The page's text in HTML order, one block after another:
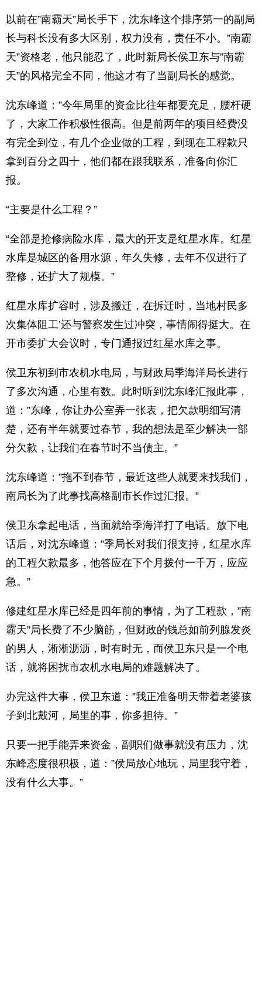
以前在”南霸天”局长手下，沈东峰这个排序第一的副局
长与科长没有多大区别，权力没有，责任不小。”南霸
天”资格老，他只能忍了，此时新局长侯卫东与”南霸
天”的风格完全不同，他这才有了当副局长的感觉。
沈东峰道：”今年局里的资金比往年都要充足，腰杆硬
了，大家工作积极性很高。但是前两年的项目经费没
有完全到位，有几个企业做的工程，到现在工程款只
拿到百分之四十，他们都在跟我联系，准备向你汇
报。
“主要是什么工程？”
“全部是抢修病险水库，最大的开支是红星水库。红星
水库是城区的备用水源，年久失修，去年不仅进行了
整修，还扩大了规模。”
红星水库扩容时，涉及搬迁，在拆迁时，当地村民多
次集体阻工’还与警察发生过冲突，事情闹得挺大。在
开市委扩大会议时，专门通报过红星水库之事。
侯卫东初到市农机水电局，与财政局季海洋局长进行
了多次沟通，心里有数。此时听到沈东峰汇报此事，
道：”东峰，你让办公室弄一张表，把欠款明细写清
楚，还有半年就要过春节，我的想法是至少解决一部
分欠款，让我们在春节时不当债主。”
沈东峰道：”拖不到春节，最近这些人就要来找我们，
南局长为了此事找高格副市长作过汇报。”
侯卫东拿起电话，当面就给季海洋打了电话。放下电
话后，对沈东峰道：”季局长对我们很支持，红星水库
的工程欠款最多，他答应在下个月拨付一千万，应应
急。”
修建红星水库已经是四年前的事情，为了工程款，”南
霸天”局长费了不少脑筋，但财政的钱总如前列腺发炎
的男人，淅淅沥沥，时有时无，而侯卫东只是一个电
话，就将困扰市农机水电局的难题解决了。
办完这件大事，侯卫东道：”我正准备明天带着老婆孩
子到北戴河，局里的事，你多担待。”
只要一把手能弄来资金，副职们做事就没有压力，沈
东峰态度很积极，道：”侯局放心地玩，局里我守着，
没有什么大事。”